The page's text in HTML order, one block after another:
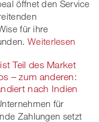
öffnet den Service
für ihre
Weiterlesen
Teil des Market
– zum anderen:
nach Indien
für
Zahlungen setzt